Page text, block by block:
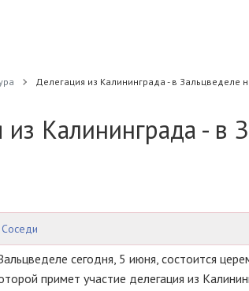
Делегация из Калининграда - в Зальцведеле
из Калининграда - в
Соседи
сегодня, 5 июня, состоится
примет участие делегация из